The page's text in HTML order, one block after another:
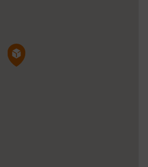
Pin de la carte